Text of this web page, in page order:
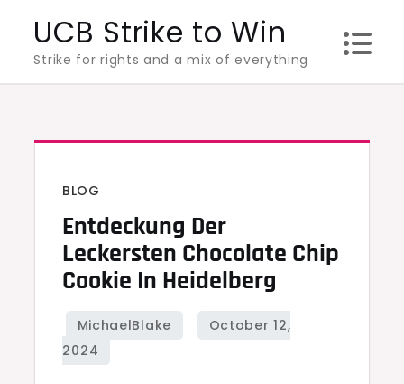
content
UCB Strike to Win
Strike for rights and a mix of everything
BLOG
Entdeckung Der
Leckersten Chocolate Chip
Cookie In Heidelberg